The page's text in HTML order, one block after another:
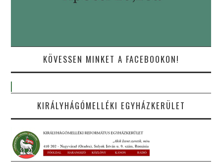
KÖVESSEN MINKET A FACEBOOKON!
KIRÁLYHÁGÓMELLÉKI EGYHÁZKERÜLET